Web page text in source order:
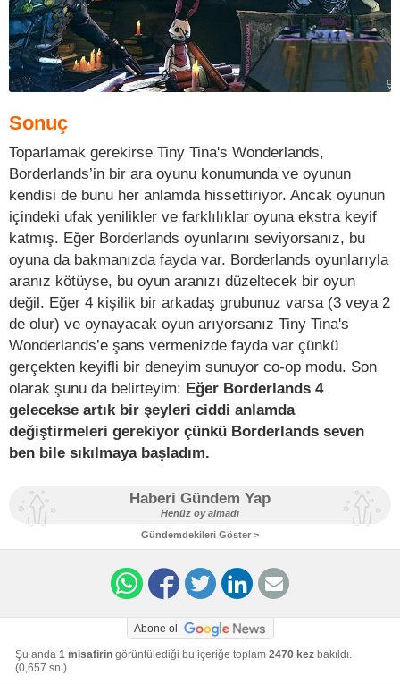
Sonuç
Toparlamak gerekirse Tiny Tina's Wonderlands,
Borderlands’in bir ara oyunu konumunda ve oyunun
kendisi de bunu her anlamda hissettiriyor. Ancak oyunun
içindeki ufak yenilikler ve farklılıklar oyuna ekstra keyif
katmış. Eğer Borderlands oyunlarını seviyorsanız, bu
oyuna da bakmanızda fayda var. Borderlands oyunlarıyla
aranız kötüyse, bu oyun aranızı düzeltecek bir oyun
değil. Eğer 4 kişilik bir arkadaş grubunuz varsa (3 veya 2
de olur) ve oynayacak oyun arıyorsanız Tiny Tina's
Wonderlands’e şans vermenizde fayda var çünkü
gerçekten keyifli bir deneyim sunuyor co-op modu. Son
olarak şunu da belirteyim: Eğer Borderlands 4
gelecekse artık bir şeyleri ciddi anlamda
değiştirmeleri gerekiyor çünkü Borderlands seven
ben bile sıkılmaya başladım.
Haberi Gündem Yap
Henüz oy almadı
Gündemdekileri Göster >
Abone ol
Şu anda 1 misafirin görüntülediği bu içeriğe toplam 2470 kez bakıldı.
(0,657 sn.)